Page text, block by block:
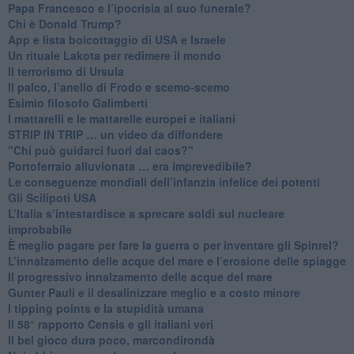
Papa Francesco e l’ipocrisia al suo funerale?
​Chi è Donald Trump?
App e lista boicottaggio di USA e Israele
​Un rituale Lakota per redimere il mondo
Il terrorismo di Ursula
​Il palco, l’anello di Frodo e scemo-scemo
Esimio filosofo Galimberti
​I mattarelli e le mattarelle europei e italiani
​STRIP IN TRIP … un video da diffondere
"Chi può guidarci fuori dal caos?"
​Portoferraio alluvionata … era imprevedibile?
Le conseguenze mondiali dell’infanzia infelice dei potenti
​Gli Scilipoti USA
L’Italia s’intestardisce a sprecare soldi sul nucleare
improbabile
È meglio pagare per fare la guerra o per inventare gli Spinrel?
​L’innalzamento delle acque del mare e l’erosione delle spiagge
​Il progressivo innalzamento delle acque del mare
​Gunter Pauli e il desalinizzare meglio e a costo minore
I tipping points e la stupidità umana
​Il 58° rapporto Censis e gli italiani veri
​Il bel gioco dura poco, marcondirondà